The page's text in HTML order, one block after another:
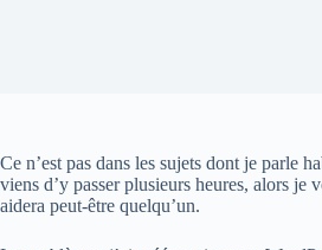
Ce n’est pas dans les sujets dont je parle
viens d’y passer plusieurs heures, alors je
aidera peut-être quelqu’un.